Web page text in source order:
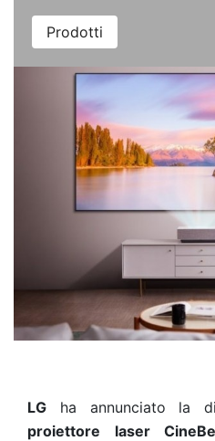
Prodotti
LG ha annunciato la
proiettore laser